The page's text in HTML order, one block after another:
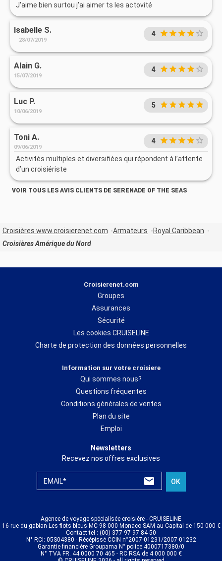
J'aime bien surtou j'ai aimer ts les actovité
Isabelle S.
28/07/2019
4
Alain G.
15/07/2019
4
Luc P.
10/06/2019
5
Toni A.
09/06/2019
4
Activités multiples et diversifiées qui répondent à l’attente
d’un croisiériste
VOIR TOUS LES AVIS CLIENTS DE SERENADE OF THE SEAS
Croisières www.croisierenet.com Armateurs
Royal Caribbean
Croisières Amérique du Nord
Croisierenet.com
Groupes
Assurances
Sécurité
Les cookies CRUISELINE
Charte de protection des données personnelles
Information sur votre croisiere
Qui sommes nous?
Questions fréquentes
Conditions générales de ventes
Plan du site
Emploi
Newsletters
Recevez nos offres exclusives
EMAIL* OK
Agence de voyage spécialisée croisière - CRUISELINE
16 rue du gabian Les flots bleus MC 98 000 Monaco SAM au Capital de 150 000 €
Contact tel : (00) 377 97 97 84 50
N° RCI: 05S04380 - Récépissé CCIN n°2007-01231/2007-01232
Garantie financière Groupama N° police 4000717380/0
N° TVA FR. 44 0000 70 465 - RC RSA de 4 000 000 €